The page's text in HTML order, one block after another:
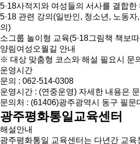
5·18사적지와 여성들의 서사를 결합한
5·18 관련 강의(일반인, 청소년, 노동
의)
소그룹 놀이형 교육(5·18그림책 책보
양림여성오월길 안내
※ 대상 맞춤형 코스와 해설 필요시 문
운영시간
문의 : 062-514-0308
운영시간 : (연중운영) 자세한 내용은
문의처 : (61406)광주광역시 동구 필문
광주평화통일교육센터
해설안내
광주평화통일 교육센터는 다년간 교육